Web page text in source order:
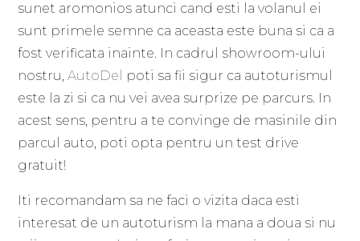
sunet aromonios atunci cand esti la volanul ei
sunt primele semne ca aceasta este buna si ca a
fost verificata inainte. In cadrul showroom-ului
nostru,AutoDel
poti sa fii sigur ca autoturismul
este la zi si ca nu vei avea surprize pe parcurs. In
acest sens, pentru a te convinge de masinile din
parcul auto, poti opta pentru un test drive
gratuit!
Iti recomandam sa ne faci o vizita daca esti
interesat de un autoturism la mana a doua si nu